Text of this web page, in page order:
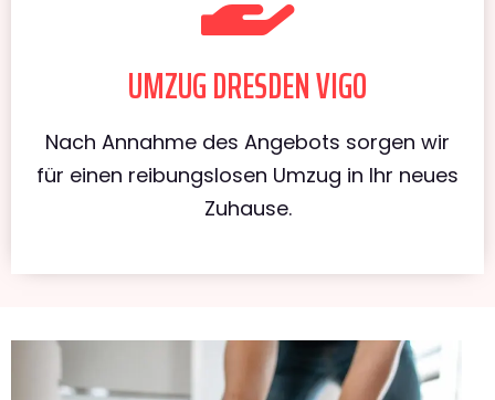
UMZUG DRESDEN VIGO
Nach Annahme des Angebots sorgen wir
für einen reibungslosen Umzug in Ihr neues
Zuhause.